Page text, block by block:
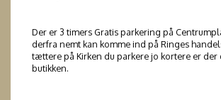
Der er 3 timers Gratis parkering på
derfra nemt kan komme ind på Ringes
tættere på Kirken du parkere jo kortere er der
butikken.